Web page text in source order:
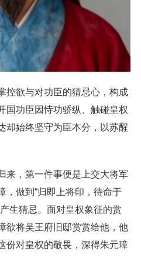
控欲与对功臣的猜忌心，构成
国功臣因恃功骄纵、触碰皇权
却始终坚守为臣本分，以苏醒
来，第一件事便是上交大将军
，做到“归即上将印，待命于
生猜忌。面对皇权象征的赏
欲将吴王府旧邸赏赏给他，他
份对皇权的敬畏，深得朱元璋